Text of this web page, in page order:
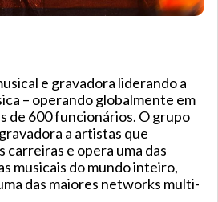
e gravadora liderando a
– operando globalmente em
de 600 funcionários. O grupo
a artistas que
carreiras e opera uma das
musicais do mundo inteiro,
das maiores networks multi-